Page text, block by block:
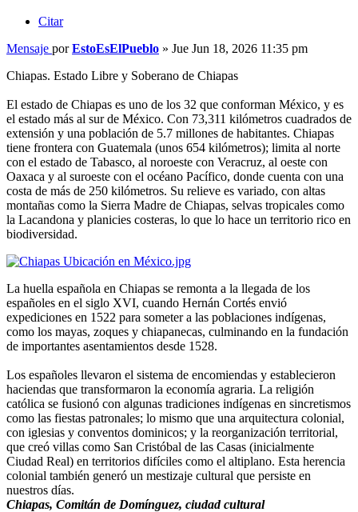
Citar
Mensaje porEstoEsElPueblo » Jue Jun 18, 2026 11:35 pm
Chiapas. Estado Libre y Soberano de Chiapas
El estado de Chiapas es uno de los 32 que conforman México, y es
el estado más al sur de México. Con 73,311 kilómetros cuadrados de
extensión y una población de 5.7 millones de habitantes. Chiapas
tiene frontera con Guatemala (unos 654 kilómetros); limita al norte
con el estado de Tabasco, al noroeste con Veracruz, al oeste con
Oaxaca y al suroeste con el océano Pacífico, donde cuenta con una
costa de más de 250 kilómetros. Su relieve es variado, con altas
montañas como la Sierra Madre de Chiapas, selvas tropicales como
la Lacandona y planicies costeras, lo que lo hace un territorio rico en
biodiversidad.
La huella española en Chiapas se remonta a la llegada de los
españoles en el siglo XVI, cuando Hernán Cortés envió
expediciones en 1522 para someter a las poblaciones indígenas,
como los mayas, zoques y chiapanecas, culminando en la fundación
de importantes asentamientos desde 1528.
Los españoles llevaron el sistema de encomiendas y establecieron
haciendas que transformaron la economía agraria. La religión
católica se fusionó con algunas tradiciones indígenas en sincretismos
como las fiestas patronales; lo mismo que una arquitectura colonial,
con iglesias y conventos dominicos; y la reorganización territorial,
que creó villas como San Cristóbal de las Casas (inicialmente
Ciudad Real) en territorios difíciles como el altiplano. Esta herencia
colonial también generó un mestizaje cultural que persiste en
nuestros días.
Chiapas, Comitán de Domínguez, ciudad cultural